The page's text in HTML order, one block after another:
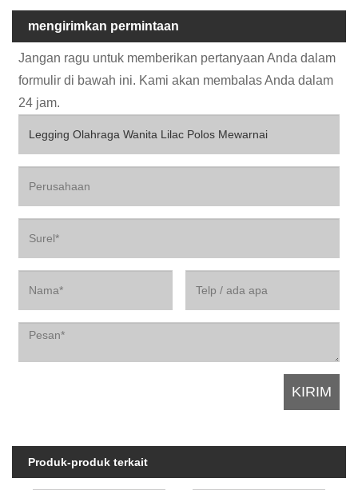
mengirimkan permintaan
Jangan ragu untuk memberikan pertanyaan Anda dalam
formulir di bawah ini. Kami akan membalas Anda dalam
24 jam.
Produk-produk terkait